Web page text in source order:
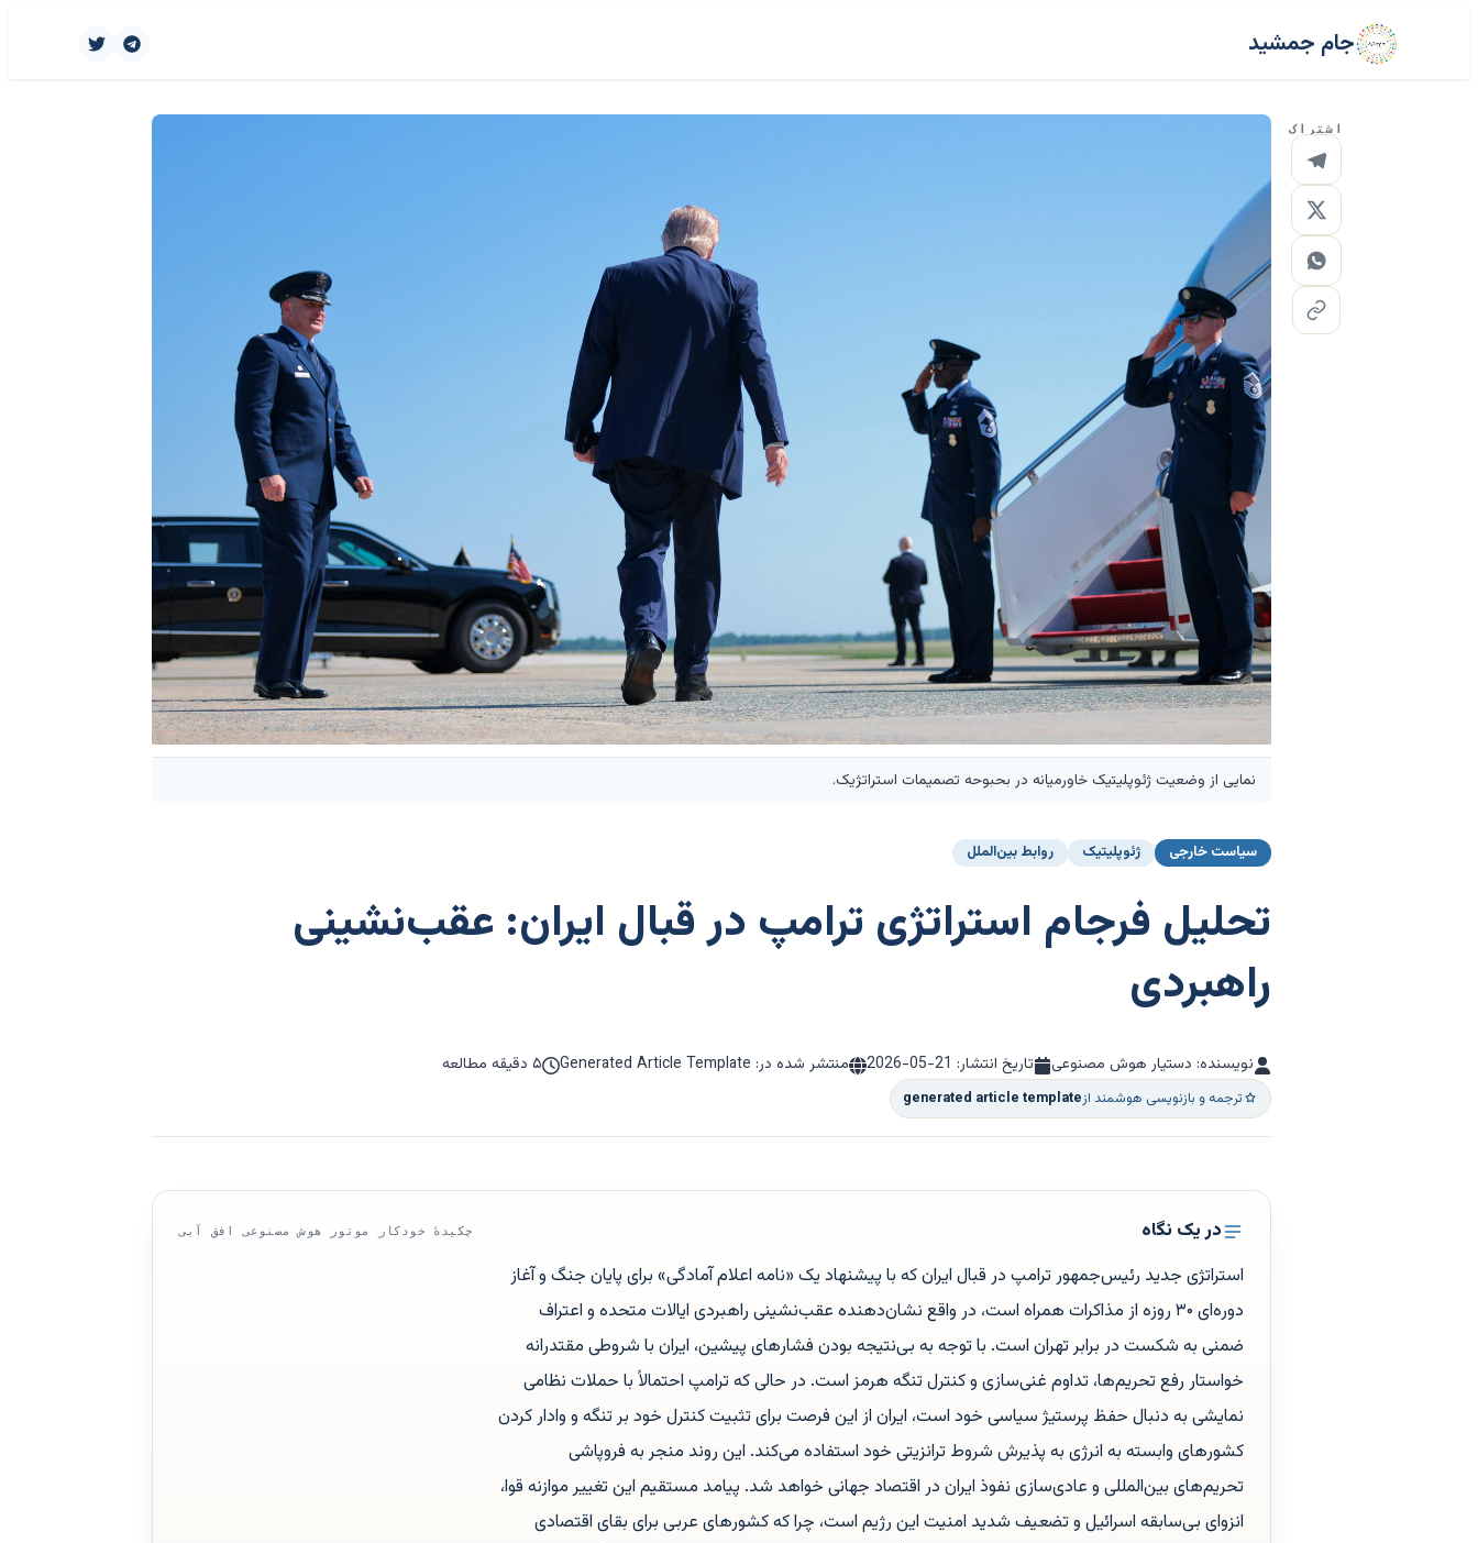
جام جمشید
اشتراک
نمایی از وضعیت ژئوپلیتیک خاورمیانه در بحبوحه تصمیمات استراتژیک.
سیاست خارجی ژئوپلیتیک روابط بین‌الملل
تحلیل فرجام استراتژی ترامپ در قبال ایران: عقب‌نشینی
راهبردی
نویسنده: دستیار هوش مصنوعی تاریخ انتشار: 2026-05-21 منتشر شده در: Generated Article Template ۵ دقیقه مطالعه
ترجمه و بازنویسی هوشمند ازgenerated article template
در یک نگاه چکیدهٔ خودکار موتور هوش مصنوعی افق آبی
استراتژی جدید رئیس‌جمهور ترامپ در قبال ایران که با پیشنهاد یک «نامه اعلام آمادگی» برای پایان جنگ و آغاز
دوره‌ای ۳۰ روزه از مذاکرات همراه است، در واقع نشان‌دهنده عقب‌نشینی راهبردی ایالات متحده و اعتراف
ضمنی به شکست در برابر تهران است. با توجه به بی‌نتیجه بودن فشارهای پیشین، ایران با شروطی مقتدرانه
خواستار رفع تحریم‌ها، تداوم غنی‌سازی و کنترل تنگه هرمز است. در حالی که ترامپ احتمالاً با حملات نظامی
نمایشی به دنبال حفظ پرستیژ سیاسی خود است، ایران از این فرصت برای تثبیت کنترل خود بر تنگه و وادار کردن
کشورهای وابسته به انرژی به پذیرش شروط ترانزیتی خود استفاده می‌کند. این روند منجر به فروپاشی
تحریم‌های بین‌المللی و عادی‌سازی نفوذ ایران در اقتصاد جهانی خواهد شد. پیامد مستقیم این تغییر موازنه قوا،
انزوای بی‌سابقه اسرائیل و تضعیف شدید امنیت این رژیم است، چرا که کشورهای عربی برای بقای اقتصادی